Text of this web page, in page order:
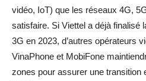
vidéo, IoT) que les réseaux 4G,
satisfaire. Si Viettel a déjà finalisé
3G en 2023, d’autres opérateurs
VinaPhone et MobiFone
zones pour assurer une transition